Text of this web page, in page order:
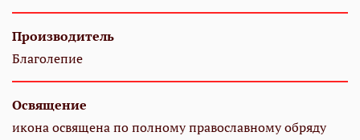
Производитель
Благолепие
Освящение
икона освящена по полному православному обряду